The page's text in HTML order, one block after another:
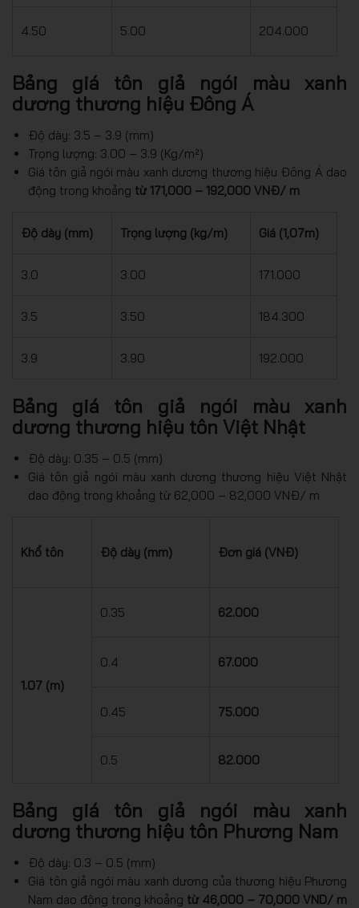
4.50 5.00 204.000
Bảng giá tôn giả ngói màu xanh
dương thương hiệu Đông Á
Độ dày: 3.5 – 3.9 (mm)
Trọng lượng: 3.00 – 3.9 (Kg/m²)
Giá tôn giả ngói màu xanh dương thương hiệu Đông Á dao
động trong khoảng từ 171,000 – 192,000 VNĐ/ m
Độ dày (mm) Trọng lượng (kg/m) Giá (1,07m)
3.0 3.00 171.000
3.5 3.50 184.300
3.9 3.90 192.000
Bảng giá tôn giả ngói màu xanh
dương thương hiệu tôn Việt Nhật
Độ dày: 0.35 – 0.5 (mm)
Giá tôn giả ngói màu xanh dương thương hiệu Việt Nhật
dao động trong khoảng từ 62,000 – 82,000 VNĐ/ m
Khổ tôn Độ dày (mm) Đơn giá (VNĐ)
1.07 (m)
0.35 62.000
0.4 67.000
0.45 75.000
0.5 82.000
Bảng giá tôn giả ngói màu xanh
dương thương hiệu tôn Phương Nam
Độ dày: 0.3 – 0.5 (mm)
Giá tôn giả ngói màu xanh dương của thương hiệu Phương
Nam dao động trong khoảng từ 46,000 – 70,000 VND/ m